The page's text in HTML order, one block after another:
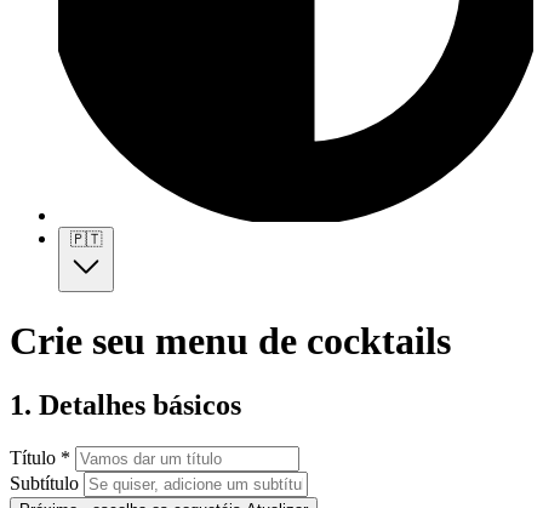
🇵🇹
Crie seu menu de cocktails
1. Detalhes básicos
Título *
Subtítulo